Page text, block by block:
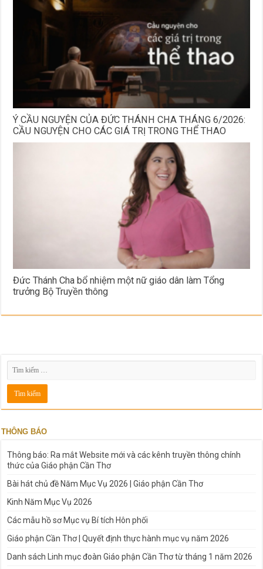
Ý CẦU NGUYỆN CỦA ĐỨC THÁNH CHA THÁNG 6/2026:
CẦU NGUYỆN CHO CÁC GIÁ TRỊ TRONG THỂ THAO
Đức Thánh Cha bổ nhiệm một nữ giáo dân làm Tổng
trưởng Bộ Truyền thông
THÔNG BÁO
Thông báo: Ra mắt Website mới và các kênh truyền thông chính
thức của Giáo phận Cần Thơ
Bài hát chủ đề Năm Mục Vụ 2026 | Giáo phận Cần Thơ
Kinh Năm Mục Vụ 2026
Các mẫu hồ sơ Mục vụ Bí tích Hôn phối
Giáo phận Cần Thơ | Quyết định thực hành mục vụ năm 2026
Danh sách Linh mục đoàn Giáo phận Cần Thơ từ tháng 1 năm 2026